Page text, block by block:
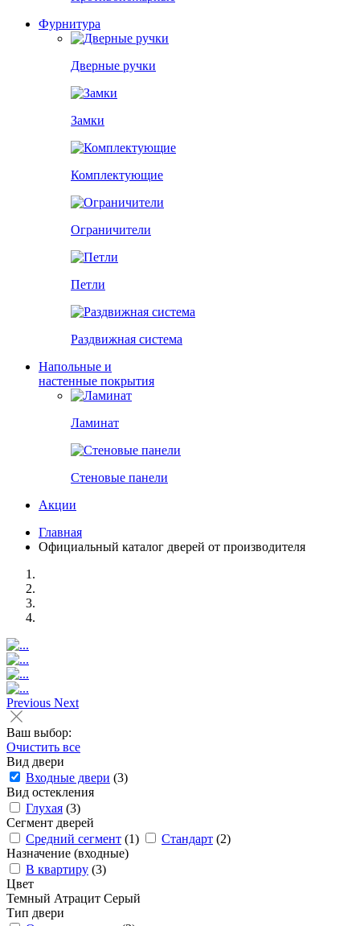
Фурнитура
Дверные ручки
Замки
Комплектующие
Ограничители
Петли
Раздвижная система
Напольные и
настенные покрытия
Ламинат
Стеновые панели
Акции
Главная
Официальный каталог дверей от производителя
Previous Next
Ваш выбор:
Очистить все
Вид двери
Входные двери (3)
Вид остекления
Глухая (3)
Сегмент дверей
Средний сегмент (1) Стандарт (2)
Назначение (входные)
В квартиру (3)
Цвет
Темный Атрацит Серый
Тип двери